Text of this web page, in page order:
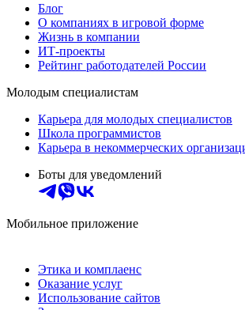
Блог
О компаниях в игровой форме
Жизнь в компании
ИТ-проекты
Рейтинг работодателей России
Молодым специалистам
Карьера для молодых специалистов
Школа программистов
Карьера в некоммерческих
Боты для уведомлений
Мобильное приложение
Этика и комплаенс
Оказание услуг
Использование сайтов